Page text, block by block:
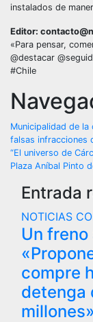
instalados de
Editor:
«Para pensar,
@destacar
#Chile
Municipalidad de
falsas infracciones
“El universo de
Plaza Aníbal Pinto
Entrada
NOTICIAS
Un
compre
detenga